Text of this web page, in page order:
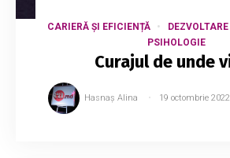
CARIERĂ ȘI EFICIENȚĂ
PSIHOLOGIE
Curajul de unde
Hasnaș Alina 19 octombrie 2022